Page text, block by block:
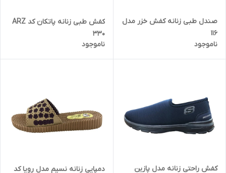
صندل طبی زنانه کفش خزر مدل
116
ناموجود
کفش طبی زنانه پاتکان کد ARZ
330
ناموجود
کفش راحتی زنانه مدل پازین دمپایی زنانه نسیم مدل رویا کد